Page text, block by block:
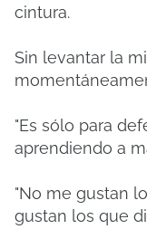
cintura.
Sin levantar la
"Es sólo para
aprendiendo a
"No me gustan
gustan los que